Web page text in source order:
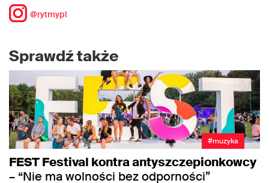
@rytmypl
Sprawdź także
#muzyka
FEST Festival kontra antyszczepionkowcy
– “Nie ma wolności bez odporności”